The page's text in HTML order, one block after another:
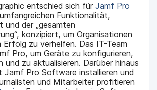
entschied sich fürJamf Pro
Funktionalität,
und der „gesamten
konzipiert, um Organisationen
Erfolg zu verhelfen. Das IT-Team
Pro, um Geräte zu konfigurieren,
und zu aktualisieren. Darüber hinaus
Jamf Pro Software installieren und
und Mitarbeiter profitieren